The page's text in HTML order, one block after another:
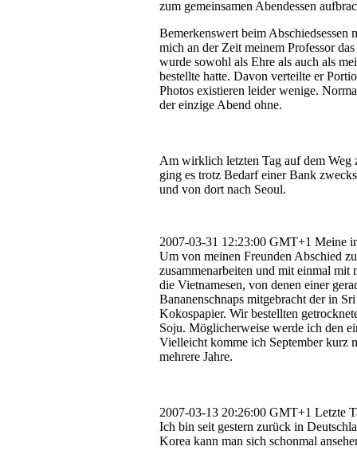
zum gemeinsamen Abendessen
Bemerkenswert beim
mich an der Zeit meinem Professor
wurde sowohl als Ehre als auch als
bestellte hatte. Davon verteilte er
Photos existieren leider wenige.
der einzige Abend ohne.
Am wirklich letzten Tag auf dem Weg
ging es trotz Bedarf einer Bank
und von dort nach Seoul.
2007-03-31 12:23:00 GMT+1 Meine
Um von meinen Freunden Abschied
zusammenarbeiten und mit einmal mit
die Vietnamesen, von denen einer
Bananenschnaps mitgebracht der in
Kokospapier. Wir bestellten
Soju. Möglicherweise werde ich den
Vielleicht komme ich September kurz
mehrere Jahre.
2007-03-13 20:26:00 GMT+1 Letzte
Ich bin seit gestern zurück in
Korea kann man sich schonmal